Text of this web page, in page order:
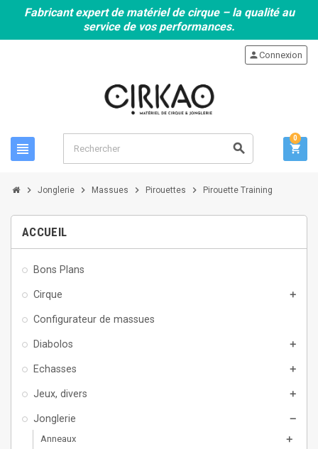
Fabricant expert de matériel de cirque – la qualité au
service de vos performances.
view_headline search
personConnexion
shopping_cart
0
chevron_right Jonglerie chevron_right Massues chevron_right Pirouettes chevron_right Pirouette Training
ACCUEIL
Bons Plans
Cirque add
Configurateur de massues
Diabolos add
Echasses add
Jeux, divers add
Jonglerie remove
Anneaux add